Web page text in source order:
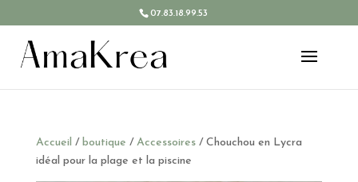
07.83.18.99.53
Accueil / boutique / Accessoires/ Chouchou en Lycra
idéal pour la plage et la piscine